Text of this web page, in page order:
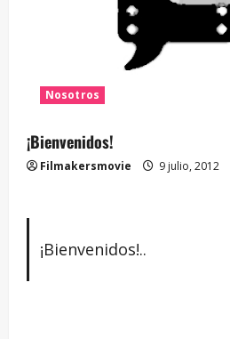
Nosotros
¡Bienvenidos!
Filmakersmovie 9 julio, 2012
¡Bienvenidos!..